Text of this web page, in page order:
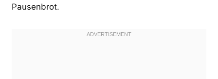
Pausenbrot.